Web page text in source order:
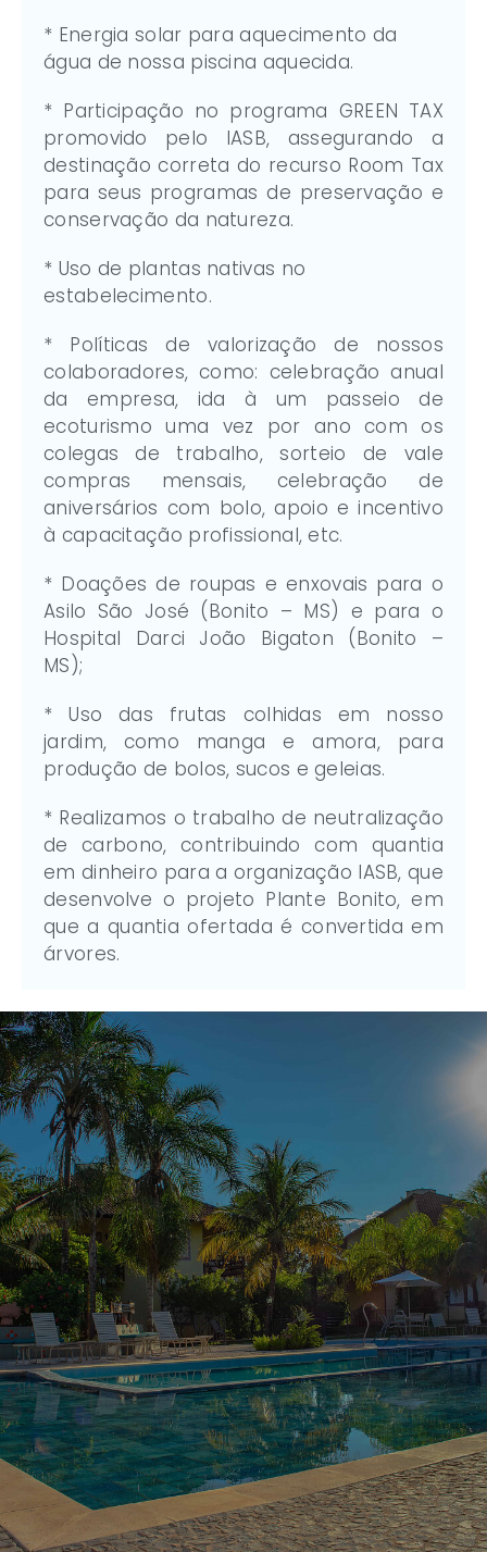
* Energia solar para aquecimento da
água de nossa piscina aquecida.
* Participação no programa GREEN TAX
promovido pelo IASB, assegurando a
destinação correta do recurso Room Tax
para seus programas de preservação e
conservação da natureza.
* Uso de plantas nativas no
estabelecimento.
* Políticas de valorização de nossos
colaboradores, como: celebração anual
da empresa, ida à um passeio de
ecoturismo uma vez por ano com os
colegas de trabalho, sorteio de vale
compras mensais, celebração de
aniversários com bolo, apoio e incentivo
à capacitação profissional, etc.
* Doações de roupas e enxovais para o
Asilo São José (Bonito – MS) e para o
Hospital Darci João Bigaton (Bonito –
MS);
* Uso das frutas colhidas em nosso
jardim, como manga e amora, para
produção de bolos, sucos e geleias.
* Realizamos o trabalho de neutralização
de carbono, contribuindo com quantia
em dinheiro para a organização IASB, que
desenvolve o projeto Plante Bonito, em
que a quantia ofertada é convertida em
árvores.